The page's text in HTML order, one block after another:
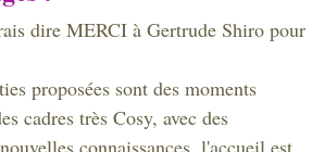
dire MERCI à Gertrude Shiro pour
proposées sont des moments
cadres très Cosy, avec des
connaissances, l'accueil est